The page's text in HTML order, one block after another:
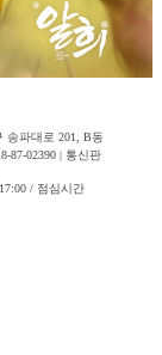
송파대로 201, B동
87-02390 | 통신판
/ 점심시간